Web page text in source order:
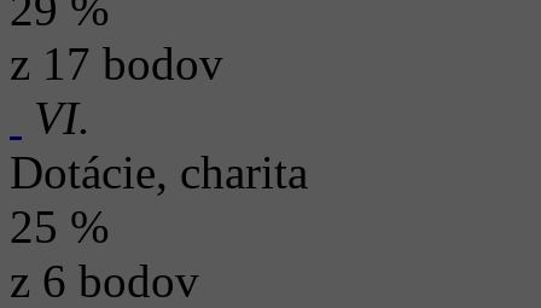
z 17 bodov
VI.
Dotácie, charita
25 %
z 6 bodov